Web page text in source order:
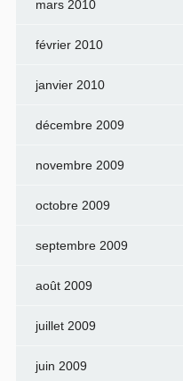
mars 2010
février 2010
janvier 2010
décembre 2009
novembre 2009
octobre 2009
septembre 2009
août 2009
juillet 2009
juin 2009